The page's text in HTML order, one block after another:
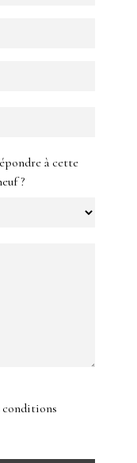
à cette
?
conditions